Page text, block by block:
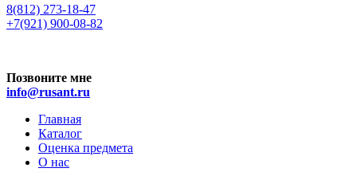
8(812) 273-18-47
+7(921) 900-08-82
Позвоните мне
info@rusant.ru
Главная
Каталог
Оценка предмета
О нас